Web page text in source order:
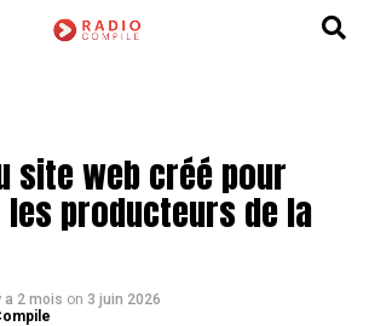
site web créé pour
producteurs de la
a 2 mois on 3 juin 2026